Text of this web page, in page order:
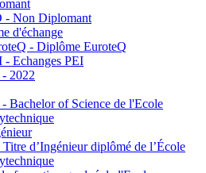
- Non Diplomant
d'échange
- Diplôme EuroteQ
- Echanges PEI
2022
Bachelor of Science de l'Ecole
d’Ingénieur diplômé de l’École